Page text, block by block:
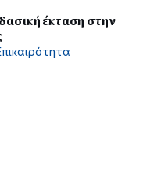
έκταση στην